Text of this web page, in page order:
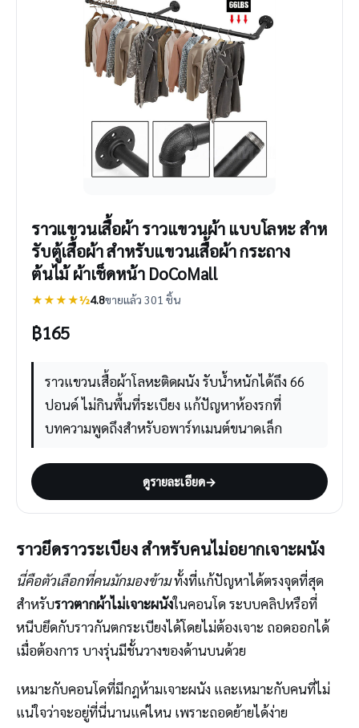
ราวแขวนเสื้อผ้า ราวแขวนผ้า แบบโลหะ สําห
รับตู้เสื้อผ้า สำหรับแขวนเสื้อผ้า กระถาง
ต้นไม้ ผ้าเช็ดหน้า DoCoMall
★★★★½4.8ขายแล้ว 301 ชิ้น
฿165
ราวแขวนเสื้อผ้าโลหะติดผนัง รับน้ำหนักได้ถึง 66
ปอนด์ ไม่กินพื้นที่ระเบียง แก้ปัญหาห้องรกที่
บทความพูดถึงสำหรับอพาร์ทเมนต์ขนาดเล็ก
ดูรายละเอียด→
ราวยึดราวระเบียง สำหรับคนไม่อยากเจาะผนัง
นี่คือตัวเลือกที่คนมักมองข้ามทั้งที่แก้ปัญหาได้ตรงจุดที่สุด
สำหรับราวตากผ้าไม่เจาะผนังในคอนโด ระบบคลิปหรือที่
หนีบยึดกับราวกันตกระเบียงได้โดยไม่ต้องเจาะ ถอดออกได้
เมื่อต้องการ บางรุ่นมีชั้นวางของด้านบนด้วย
เหมาะกับคอนโดที่มีกฎห้ามเจาะผนัง และเหมาะกับคนที่ไม่
แน่ใจว่าจะอยู่ที่นี่นานแค่ไหน เพราะถอดย้ายได้ง่าย